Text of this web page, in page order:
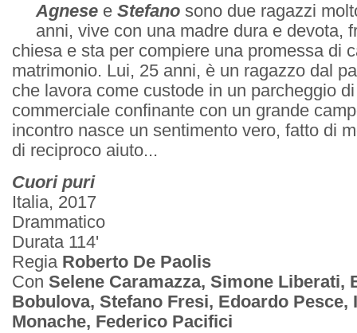
Agnese e Stefano sono due ragazzi
anni, vive con una madre dura e devota,
chiesa e sta per compiere una promessa di
matrimonio. Lui, 25 anni, è un ragazzo dal
che lavora come custode in un parcheggio
commerciale confinante con un grande
incontro nasce un sentimento vero, fatto di
di reciproco aiuto...
Cuori puri
Italia, 2017
Drammatico
Durata 114'
Regia Roberto De Paolis
Con Selene Caramazza, Simone Liberati,
Bobulova, Stefano Fresi, Edoardo Pesce,
Monache, Federico Pacifici